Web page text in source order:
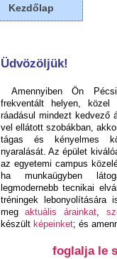
Kezdőlap
Üdvözöljük!
Amennyiben Ön
frekventált helyen, közel
ráadásul mindezt kedvező
vel ellátott szobákban,
tágas és kényelmes
nyaralását. Az épület
az egyetemi campus
ha munkaügyben
legmodernebb tecnikai
tréningek lebonyolítására
megaktuális árainkat,
készült képeinket; és
foglalja le